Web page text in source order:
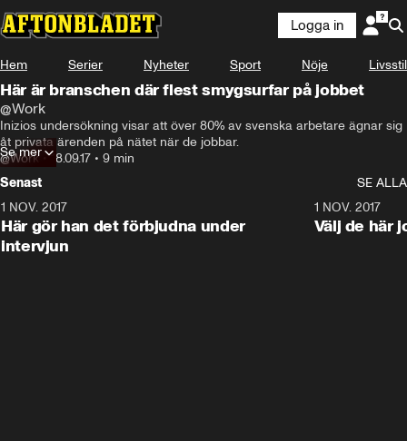
Logga in
Hem Serier Nyheter Sport Nöje Livsstil
Här är branschen där flest smygsurfar på jobbet
@Work
Inizios undersökning visar att över 80% av svenska arbetare ägnar sig
åt privata ärenden på nätet när de jobbar.
@Work•18.09.17 • 9 min
Se mer
Senast
SE ALLA
1 NOV. 2017
Här gör han det förbjudna under
intervjun
1 NOV. 2017
Välj de här